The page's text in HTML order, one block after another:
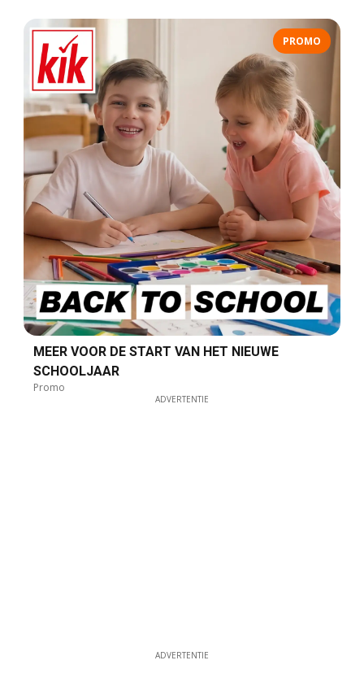
PROMO
MEER VOOR DE START VAN HET NIEUWE
SCHOOLJAAR
Promo
ADVERTENTIE
ADVERTENTIE